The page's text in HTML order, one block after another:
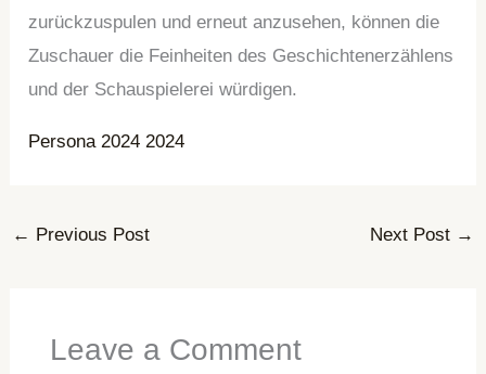
zurückzuspulen und erneut anzusehen, können die
Zuschauer die Feinheiten des Geschichtenerzählens
und der Schauspielerei würdigen.
Persona 2024 2024
← Previous Post Next Post →
Leave a Comment